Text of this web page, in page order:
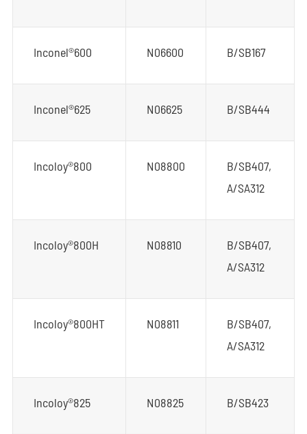
Inconel®600 N06600 B/SB167
Inconel®625 N06625 B/SB444
Incoloy®800 N08800
B/SB407,
A/SA312
Incoloy®800H N08810
B/SB407,
A/SA312
Incoloy®800HT N08811
B/SB407,
A/SA312
Incoloy®825 N08825 B/SB423